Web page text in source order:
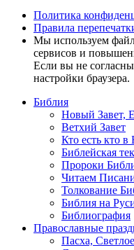
Политика
Правила
Мы используем
сервисов и
Если вы не
настройки браузера.
Библия
Новый Завет,
Ветхий Завет
Кто есть кто в
Библейская
Пророки
Читаем
Толкование
Библия на
Библиография
Православные
Пасха,